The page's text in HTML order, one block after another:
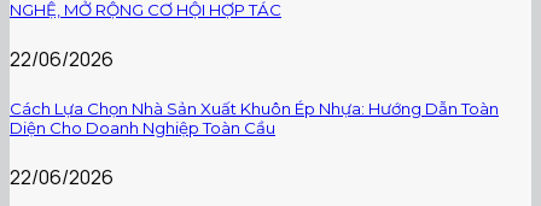
NGHỆ, MỞ RỘNG CƠ HỘI HỢP TÁC
22/06/2026
Cách Lựa Chọn Nhà Sản Xuất Khuôn Ép Nhựa: Hướng Dẫn Toàn
Diện Cho Doanh Nghiệp Toàn Cầu
22/06/2026